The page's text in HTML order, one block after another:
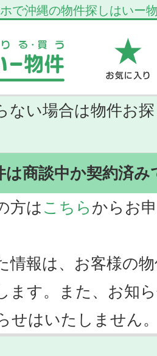
で沖縄の物件探しはいー
ない場合は物件お
は商談中か契約済み
方は こちら からお
情報は、お客様の
ます。また、お知
せはいたしません